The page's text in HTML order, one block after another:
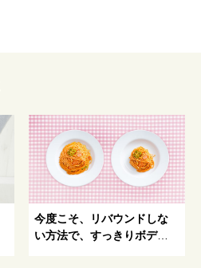
今度こそ、リバウンドしな
い方法で、すっきりボディ